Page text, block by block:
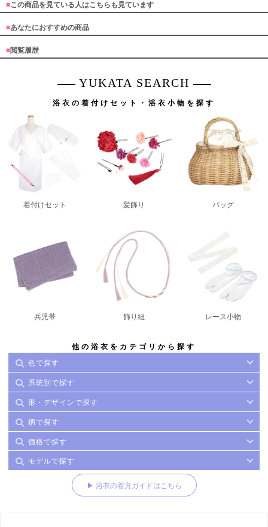
■この商品を見ている人はこちらも見ています
■あなたにおすすめの商品
■閲覧履歴
YUKATA SEARCH
浴衣の着付けセット・浴衣小物を探す
着付けセット 髪飾り バッグ
兵児帯 飾り紐 レース小物
他の浴衣をカテゴリから探す
色で探す
系統別で探す
形・デザインで探す
柄で探す
価格で探す
モデルで探す
▶ 浴衣の着方ガイドはこちら